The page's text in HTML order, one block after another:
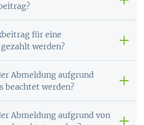
für eine
werden?
Abmeldung aufgrund
beachtet werden?
Abmeldung aufgrund von